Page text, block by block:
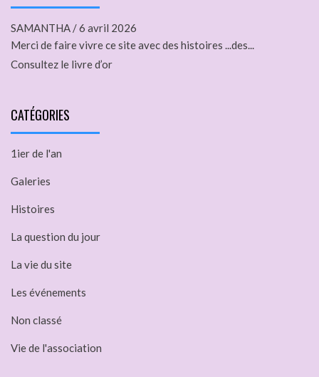
SAMANTHA /6 avril 2026
Merci de faire vivre ce site avec des histoires ...des...
Consultez le livre d’or
CATÉGORIES
1ier de l'an
Galeries
Histoires
La question du jour
La vie du site
Les événements
Non classé
Vie de l'association